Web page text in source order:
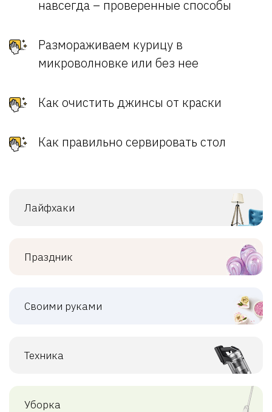
навсегда – проверенные способы
Размораживаем курицу в
микроволновке или без нее
Как очистить джинсы от краски
Как правильно сервировать стол
Лайфхаки
Праздник
Своими руками
Техника
Уборка